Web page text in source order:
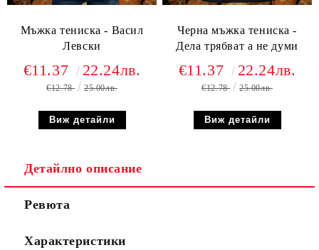
Мъжка тениска - Васил
Левски
€11.37 22.24лв.
€12.78 25.00лв.
Виж детайли
Черна мъжка тениска -
Дела трябват а не думи
€11.37 22.24лв.
€12.78 25.00лв.
Виж детайли
Детайлно описание
Ревюта
Характеристики